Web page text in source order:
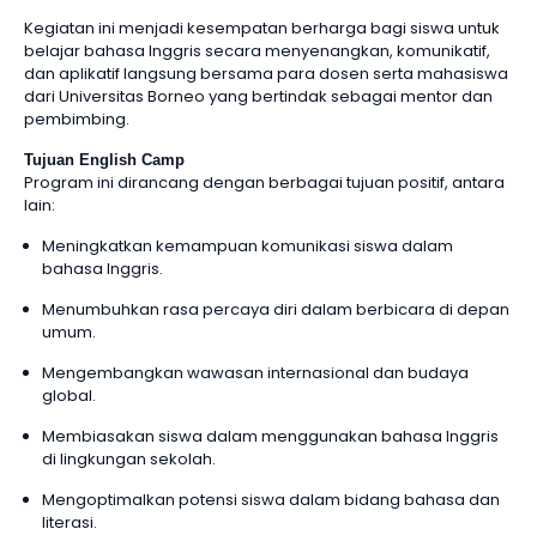
Kegiatan ini menjadi kesempatan berharga bagi siswa untuk
belajar bahasa Inggris secara menyenangkan, komunikatif,
dan aplikatif langsung bersama para dosen serta mahasiswa
dari Universitas Borneo yang bertindak sebagai mentor dan
pembimbing.
Tujuan English Camp
Program ini dirancang dengan berbagai tujuan positif, antara
lain:
Meningkatkan kemampuan komunikasi siswa dalam
bahasa Inggris.
Menumbuhkan rasa percaya diri dalam berbicara di depan
umum.
Mengembangkan wawasan internasional dan budaya
global.
Membiasakan siswa dalam menggunakan bahasa Inggris
di lingkungan sekolah.
Mengoptimalkan potensi siswa dalam bidang bahasa dan
literasi.